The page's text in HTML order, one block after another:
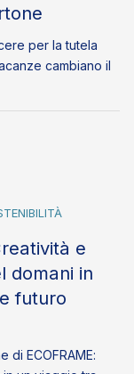
per la tutela
cambiano il
e
domani in
futuro
di ECOFRAME: